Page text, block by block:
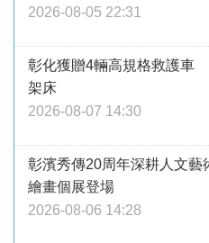
2026-08-05 22:31
彰化獲贈4輛高規格救護車
架床
2026-08-07 14:30
彰濱秀傳20周年深耕人文
繪畫個展登場
2026-08-06 14:28